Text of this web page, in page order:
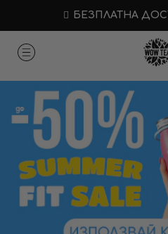
БЕЗПЛАТНА